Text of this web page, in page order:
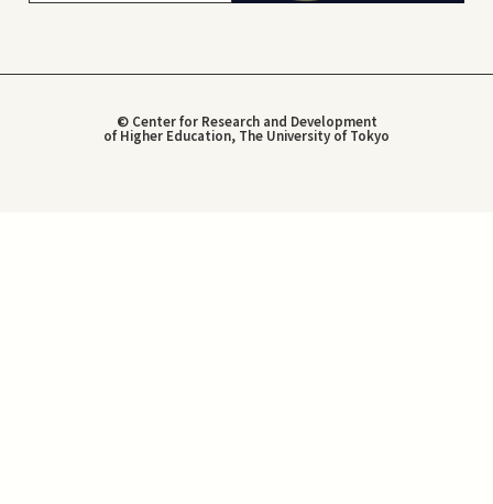
© Center for Research and Development
of Higher Education, The University of Tokyo